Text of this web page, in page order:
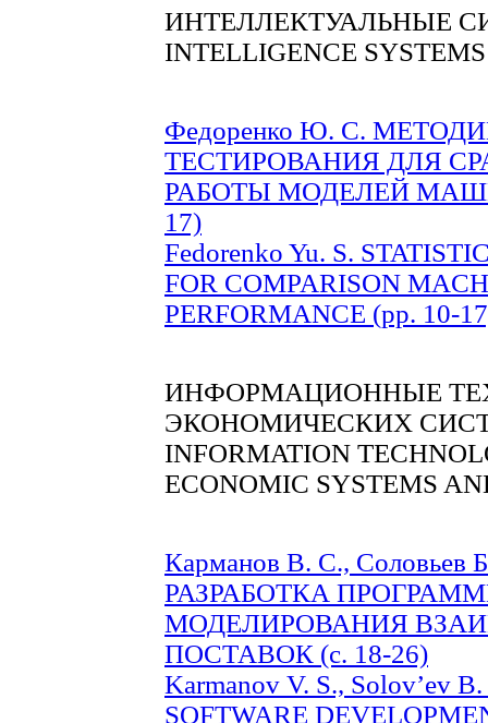
ИНТЕЛЛЕКТУАЛЬНЫЕ
INTELLIGENCE SYSTEMS
Федоренко Ю. С.
ТЕСТИРОВАНИЯ ДЛЯ
РАБОТЫ МОДЕЛЕЙ
17)
Fedorenko Yu. S.
FOR COMPARISON
PERFORMANCE (pp. 10-
ИНФОРМАЦИОННЫЕ
ЭКОНОМИЧЕСКИХ
INFORMATION
ECONOMIC SYSTEMS
Карманов В. С.,
РАЗРАБОТКА
МОДЕЛИРОВАНИЯ
ПОСТАВОК (c. 18-26)
Karmanov V. S., Solov’ev
SOFTWARE